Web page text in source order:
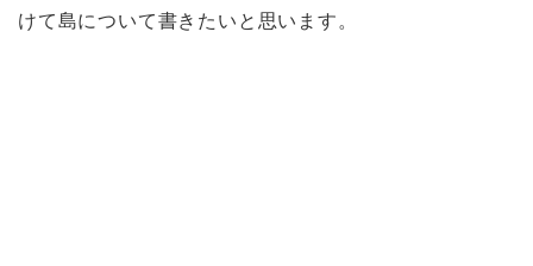
けて島について書きたいと思います。